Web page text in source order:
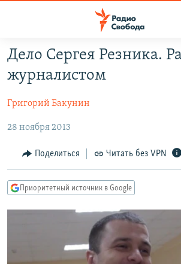
упрощенного
доступа
содержанию
Вернутся
главной
навигации
Вернутся
ПРОГРАММЫ
ПОДКАСТЫ
АВТОРСКИЕ ПРОЕКТЫ
ЦИТАТЫ СВОБОДЫ
МНЕНИЯ
КУЛЬТУРА
IDEL.РЕАЛИИ
КАВКАЗ.РЕАЛИИ
СИБИРЬ.РЕАЛИИ
Дело Сергея Резника.
журналистом
Григорий Бакунин
28 ноября 2013
Поделиться Читать без VPN
Приоритетный источник в Google